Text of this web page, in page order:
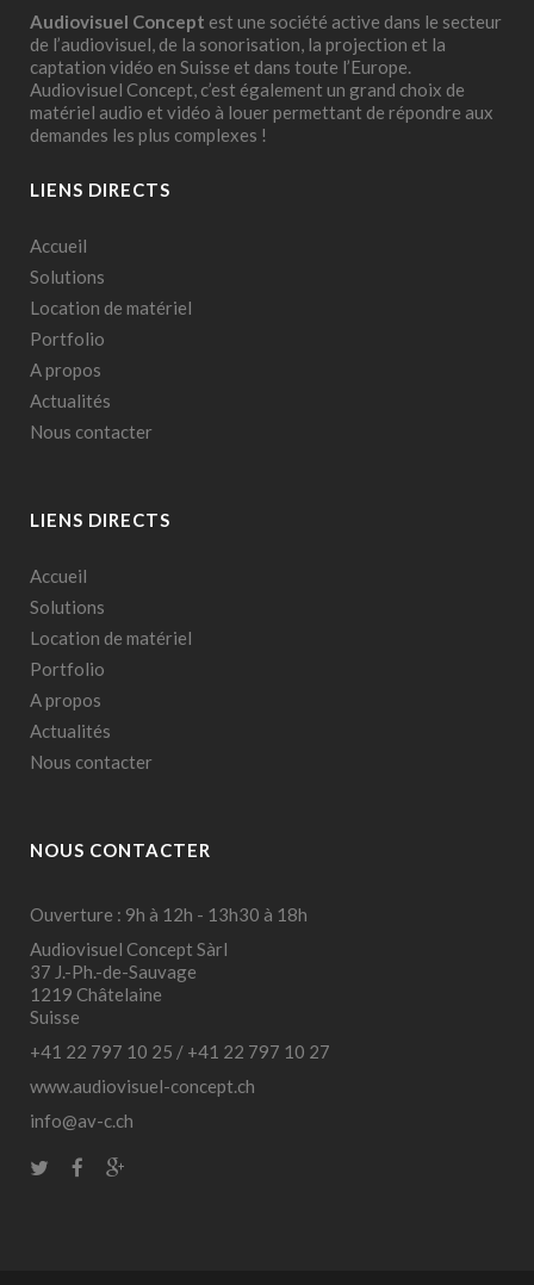
Audiovisuel Concept est une société active dans le secteur
de l’audiovisuel, de la sonorisation, la projection et la
captation vidéo en Suisse et dans toute l’Europe.
Audiovisuel Concept, c’est également un grand choix de
matériel audio et vidéo à louer permettant de répondre aux
demandes les plus complexes !
LIENS DIRECTS
Accueil
Solutions
Location de matériel
Portfolio
A propos
Actualités
Nous contacter
LIENS DIRECTS
Accueil
Solutions
Location de matériel
Portfolio
A propos
Actualités
Nous contacter
NOUS CONTACTER
Ouverture : 9h à 12h - 13h30 à 18h
Audiovisuel Concept Sàrl
37 J.-Ph.-de-Sauvage
1219 Châtelaine
Suisse
+41 22 797 10 25 / +41 22 797 10 27
www.audiovisuel-concept.ch
info@av-c.ch